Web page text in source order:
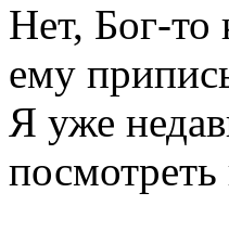
Нет, Бог-то
ему
Я уже